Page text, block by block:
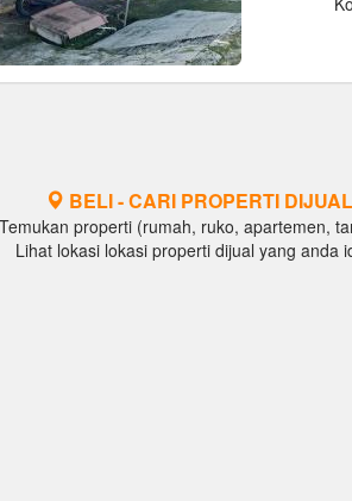
BELI - CARI PROPERTI
Temukan properti (rumah, ruko, apartemen,
Lihat lokasi lokasi properti dijual yang anda